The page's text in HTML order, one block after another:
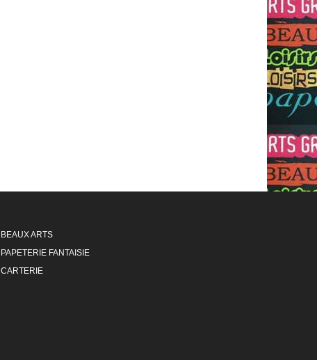
BEAUX ARTS
PAPETERIE FANTAISIE
CARTERIE